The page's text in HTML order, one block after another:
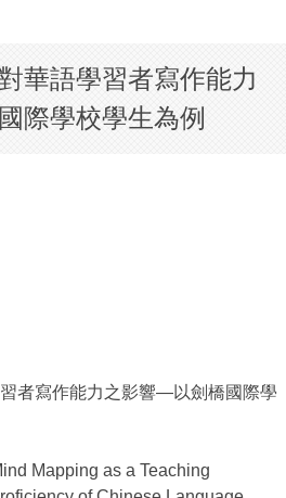
華語學習者寫作能力
際學校學生為例
者寫作能力之影響—以劍橋國際學
Mapping as a Teaching